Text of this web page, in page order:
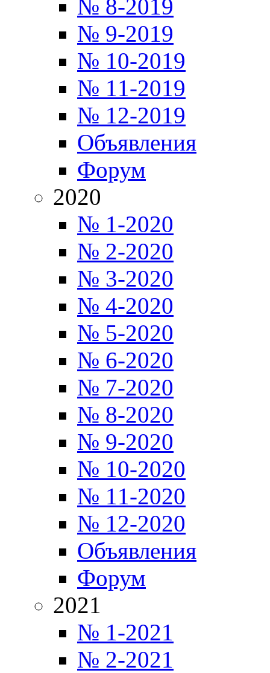
№ 8-2019
№ 9-2019
№ 10-2019
№ 11-2019
№ 12-2019
Объявления
Форум
2020
№ 1-2020
№ 2-2020
№ 3-2020
№ 4-2020
№ 5-2020
№ 6-2020
№ 7-2020
№ 8-2020
№ 9-2020
№ 10-2020
№ 11-2020
№ 12-2020
Объявления
Форум
2021
№ 1-2021
№ 2-2021